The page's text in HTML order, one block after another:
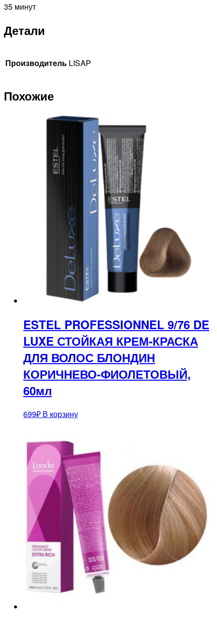
35 минут
Детали
Производитель LISAP
Похожие
ESTEL PROFESSIONNEL 9/76 DE
LUXE СТОЙКАЯ КРЕМ-КРАСКА
ДЛЯ ВОЛОС БЛОНДИН
КОРИЧНЕВО-ФИОЛЕТОВЫЙ,
60мл
699₽ В корзину